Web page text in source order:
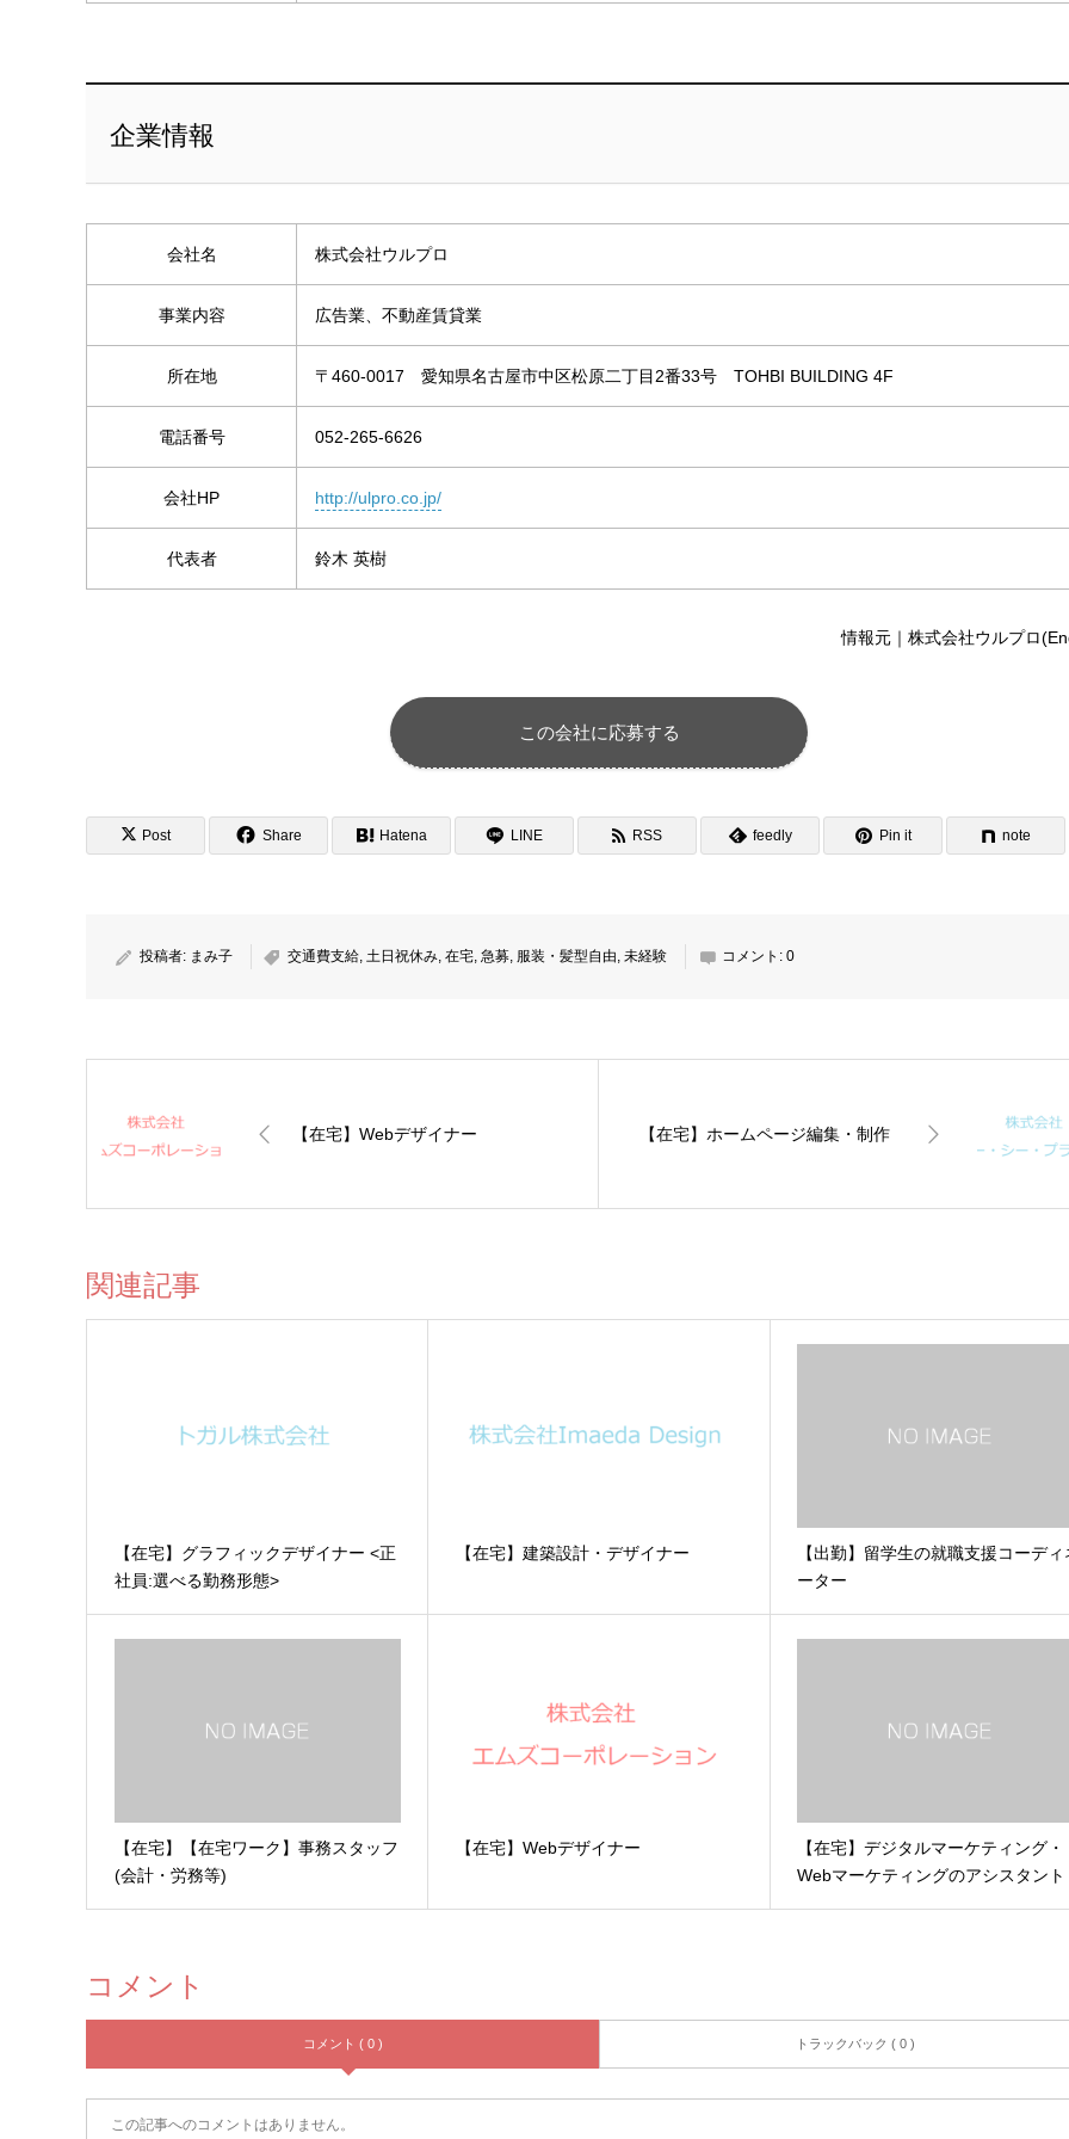
企業情報
会社名 株式会社ウルプロ
事業内容 広告業、不動産賃貸業
所在地 〒460-0017 愛知県名古屋市中区松原二丁目2番33号 TOHBI BUILDING 4F
電話番号 052-265-6626
会社HP http://ulpro.co.jp/
代表者 鈴木 英樹
情報元｜株式会社ウルプロ
この会社に応募する
Post Share Hatena LINE RSS feedly Pin it note
投稿者: まみ子 交通費支給, 土日祝休み, 在宅, 急募, 服装・髪型自由, 未経験 コメント: 0
【在宅】Webデザイナー 【在宅】ホームページ編集・制作
関連記事
【在宅】グラフィックデザイナー <正
社員:選べる勤務形態>
【在宅】建築設計・デザイナー
【出勤】留学生の就職支援コーディ
ーター
【在宅】【在宅ワーク】事務スタッフ
(会計・労務等)
【在宅】Webデザイナー
【在宅】デジタルマーケティング・
Webマーケティングのアシスタント
コメント
コメント ( 0 ) トラックバック ( 0 )
この記事へのコメントはありません。